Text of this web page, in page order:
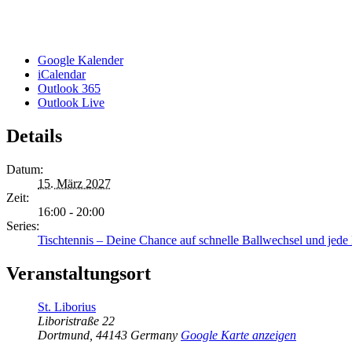
Google Kalender
iCalendar
Outlook 365
Outlook Live
Details
Datum:
15. März 2027
Zeit:
16:00 - 20:00
Series:
Tischtennis – Deine Chance auf schnelle Ballwechsel und jede
Veranstaltungsort
St. Liborius
Liboristraße 22
Dortmund 44143 Germany Google Karte anzeigen